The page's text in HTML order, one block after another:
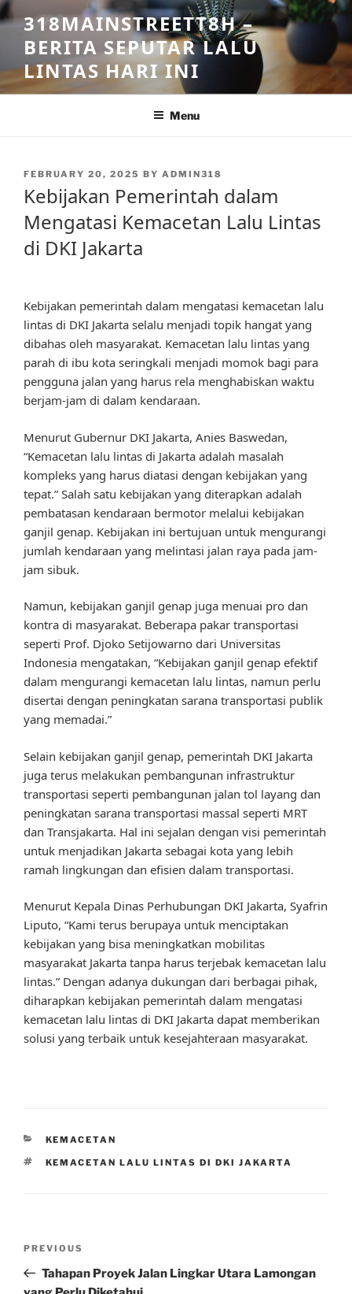
Skip
to
content
318MAINSTREETT8H –
BERITA SEPUTAR LALU
LINTAS HARI INI
Menu
POSTED
FEBRUARY 20, 2025 BY ADMIN318
Kebijakan Pemerintah dalam
Mengatasi Kemacetan Lalu Lintas
di DKI Jakarta
Kebijakan pemerintah dalam mengatasi kemacetan lalu
lintas di DKI Jakarta selalu menjadi topik hangat yang
dibahas oleh masyarakat. Kemacetan lalu lintas yang
parah di ibu kota seringkali menjadi momok bagi para
pengguna jalan yang harus rela menghabiskan waktu
berjam-jam di dalam kendaraan.
Menurut Gubernur DKI Jakarta, Anies Baswedan,
“Kemacetan lalu lintas di Jakarta adalah masalah
kompleks yang harus diatasi dengan kebijakan yang
tepat.” Salah satu kebijakan yang diterapkan adalah
pembatasan kendaraan bermotor melalui kebijakan
ganjil genap. Kebijakan ini bertujuan untuk mengurangi
jumlah kendaraan yang melintasi jalan raya pada jam-
jam sibuk.
Namun, kebijakan ganjil genap juga menuai pro dan
kontra di masyarakat. Beberapa pakar transportasi
seperti Prof. Djoko Setijowarno dari Universitas
Indonesia mengatakan, “Kebijakan ganjil genap efektif
dalam mengurangi kemacetan lalu lintas, namun perlu
disertai dengan peningkatan sarana transportasi publik
yang memadai.”
Selain kebijakan ganjil genap, pemerintah DKI Jakarta
juga terus melakukan pembangunan infrastruktur
transportasi seperti pembangunan jalan tol layang dan
peningkatan sarana transportasi massal seperti MRT
dan Transjakarta. Hal ini sejalan dengan visi pemerintah
untuk menjadikan Jakarta sebagai kota yang lebih
ramah lingkungan dan efisien dalam transportasi.
Menurut Kepala Dinas Perhubungan DKI Jakarta, Syafrin
Liputo, “Kami terus berupaya untuk menciptakan
kebijakan yang bisa meningkatkan mobilitas
masyarakat Jakarta tanpa harus terjebak kemacetan lalu
lintas.” Dengan adanya dukungan dari berbagai pihak,
diharapkan kebijakan pemerintah dalam mengatasi
kemacetan lalu lintas di DKI Jakarta dapat memberikan
solusi yang terbaik untuk kesejahteraan masyarakat.
CATEGORIES
KEMACETAN
TAGS
KEMACETAN LALU LINTAS DI DKI JAKARTA
Previous
Post
PREVIOUS
Tahapan Proyek Jalan Lingkar Utara Lamongan